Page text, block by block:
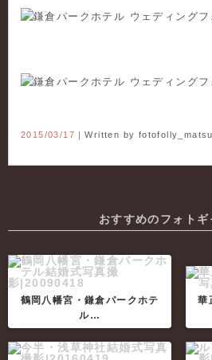
2015/03/17 ｜Written by
おすすめのフォトギ
鶴岡八幡宮・鎌倉パークホテ
ル…
華